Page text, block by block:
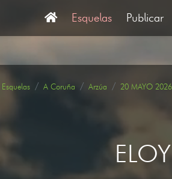
Esquelas Publicar
Esquelas A Coruña Arzúa 20 MAYO 2026